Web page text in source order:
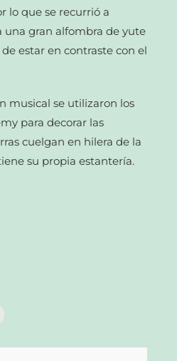
lo que se recurrió a
una gran alfombra de yute
estar en contraste con el
musical se utilizaron los
para decorar las
cuelgan en hilera de la
su propia estantería.
Haz
clic
un